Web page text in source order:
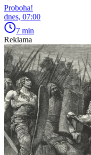
Proboha!
dnes, 07:00
7 min
Reklama